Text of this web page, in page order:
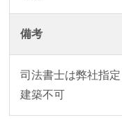
備考
司法書士は弊社指定
建築不可